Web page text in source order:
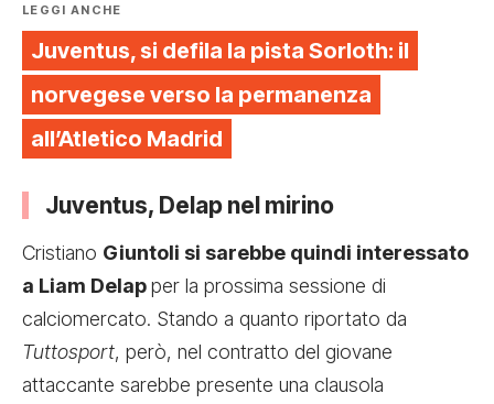
LEGGI ANCHE
Juventus, si defila la pista Sorloth: il
norvegese verso la permanenza
all’Atletico Madrid
Juventus, Delap nel mirino
Cristiano Giuntoli si sarebbe quindi interessato
a Liam Delapper la prossima sessione di
calciomercato. Stando a quanto riportato da
Tuttosport, però, nel contratto del giovane
attaccante sarebbe presente una clausola